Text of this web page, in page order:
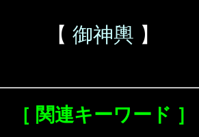
【 御神輿 】
［ 関連キーワード ］